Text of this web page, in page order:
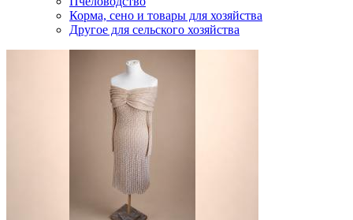
Корма, сено и товары для хозяйства
Другое для сельского хозяйства